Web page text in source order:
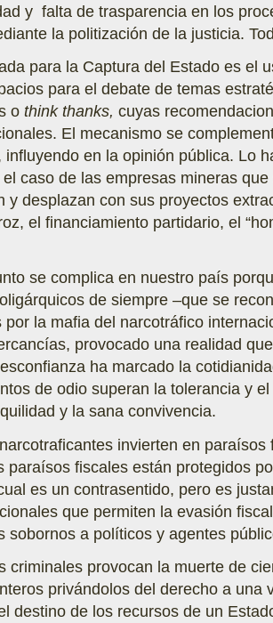
y falta de trasparencia en los
la politización de la justicia.
para la Captura del Estado es el
para el debate de temas
o think thanks, cuyas
El mecanismo se
en la opinión pública. Lo
caso de las empresas mineras
y desplazan con sus proyectos
el financiamiento partidario, el
se complica en nuestro país
de siempre –que se
la mafia del narcotráfico
provocado una realidad
ha marcado la
de odio superan la tolerancia y
y la sana convivencia.
invierten en
paraísos fiscales están protegidos
es un contrasentido, pero es
que permiten la evasión
sobornos a políticos y agentes
criminales provocan la muerte de
privándolos del derecho a
destino de los recursos de un